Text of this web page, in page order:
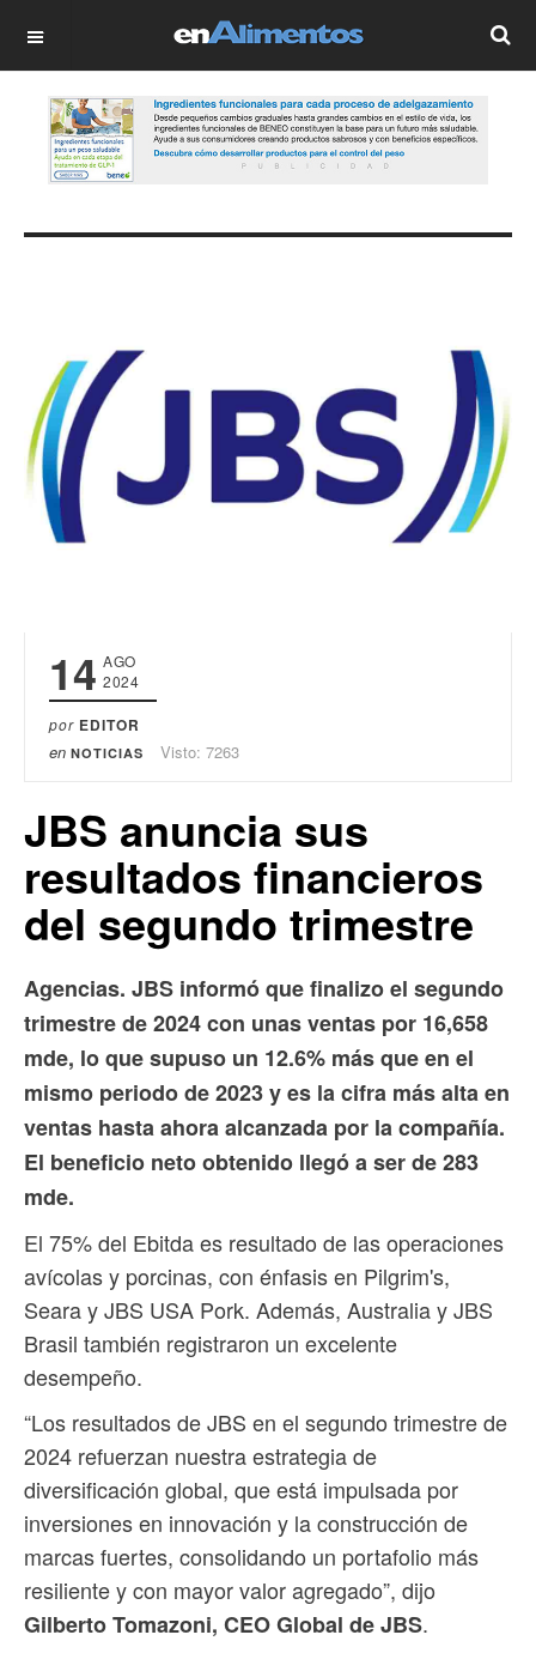
OFF CANVAS
14 AGO
2024
por EDITOR
en NOTICIAS Visto: 7263
JBS anuncia sus
resultados financieros
del segundo trimestre
Agencias. JBS informó que finalizo el segundo
trimestre de 2024 con unas ventas por 16,658
mde, lo que supuso un 12.6% más que en el
mismo periodo de 2023 y es la cifra más alta en
ventas hasta ahora alcanzada por la compañía.
El beneficio neto obtenido llegó a ser de 283
mde.
El 75% del Ebitda es resultado de las operaciones
avícolas y porcinas, con énfasis en Pilgrim's,
Seara y JBS USA Pork. Además, Australia y JBS
Brasil también registraron un excelente
desempeño.
“Los resultados de JBS en el segundo trimestre de
2024 refuerzan nuestra estrategia de
diversificación global, que está impulsada por
inversiones en innovación y la construcción de
marcas fuertes, consolidando un portafolio más
resiliente y con mayor valor agregado”, dijo
Gilberto Tomazoni, CEO Global de JBS.